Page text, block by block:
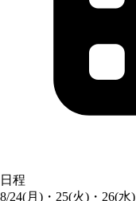
日程
8/24(月)・25(火)・26(水)